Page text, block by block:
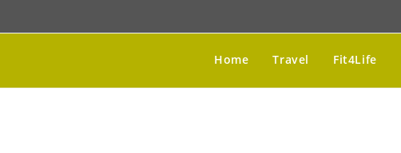
Home Travel Fit4Life